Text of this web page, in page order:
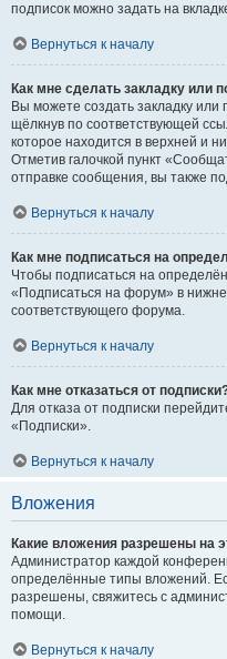
подписок можно задать на
Вернуться к началу
Как мне сделать закладку или
Вы можете создать закладку
щёлкнув по соответствующей
которое находится в верхней и
Отметив галочкой пункт
отправке сообщения, вы также
Вернуться к началу
Как мне подписаться на
Чтобы подписаться на
«Подписаться на форум» в
соответствующего форума.
Вернуться к началу
Как мне отказаться от
Для отказа от подписки
«Подписки».
Вернуться к началу
Вложения
Какие вложения разрешены на
Администратор каждой
определённые типы вложений.
разрешены, свяжитесь с
помощи.
Вернуться к началу